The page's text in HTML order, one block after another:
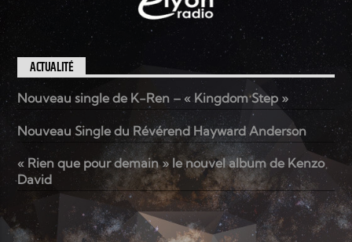
ACTUALITÉ
Nouveau single de K-Ren – « Kingdom Step »
Nouveau Single du Révérend Hayward Anderson
« Rien que pour demain » le nouvel album de Kenzo
David